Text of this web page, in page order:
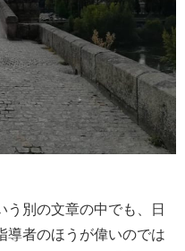
う別の文章の中でも、日
導者のほうが偉いのでは